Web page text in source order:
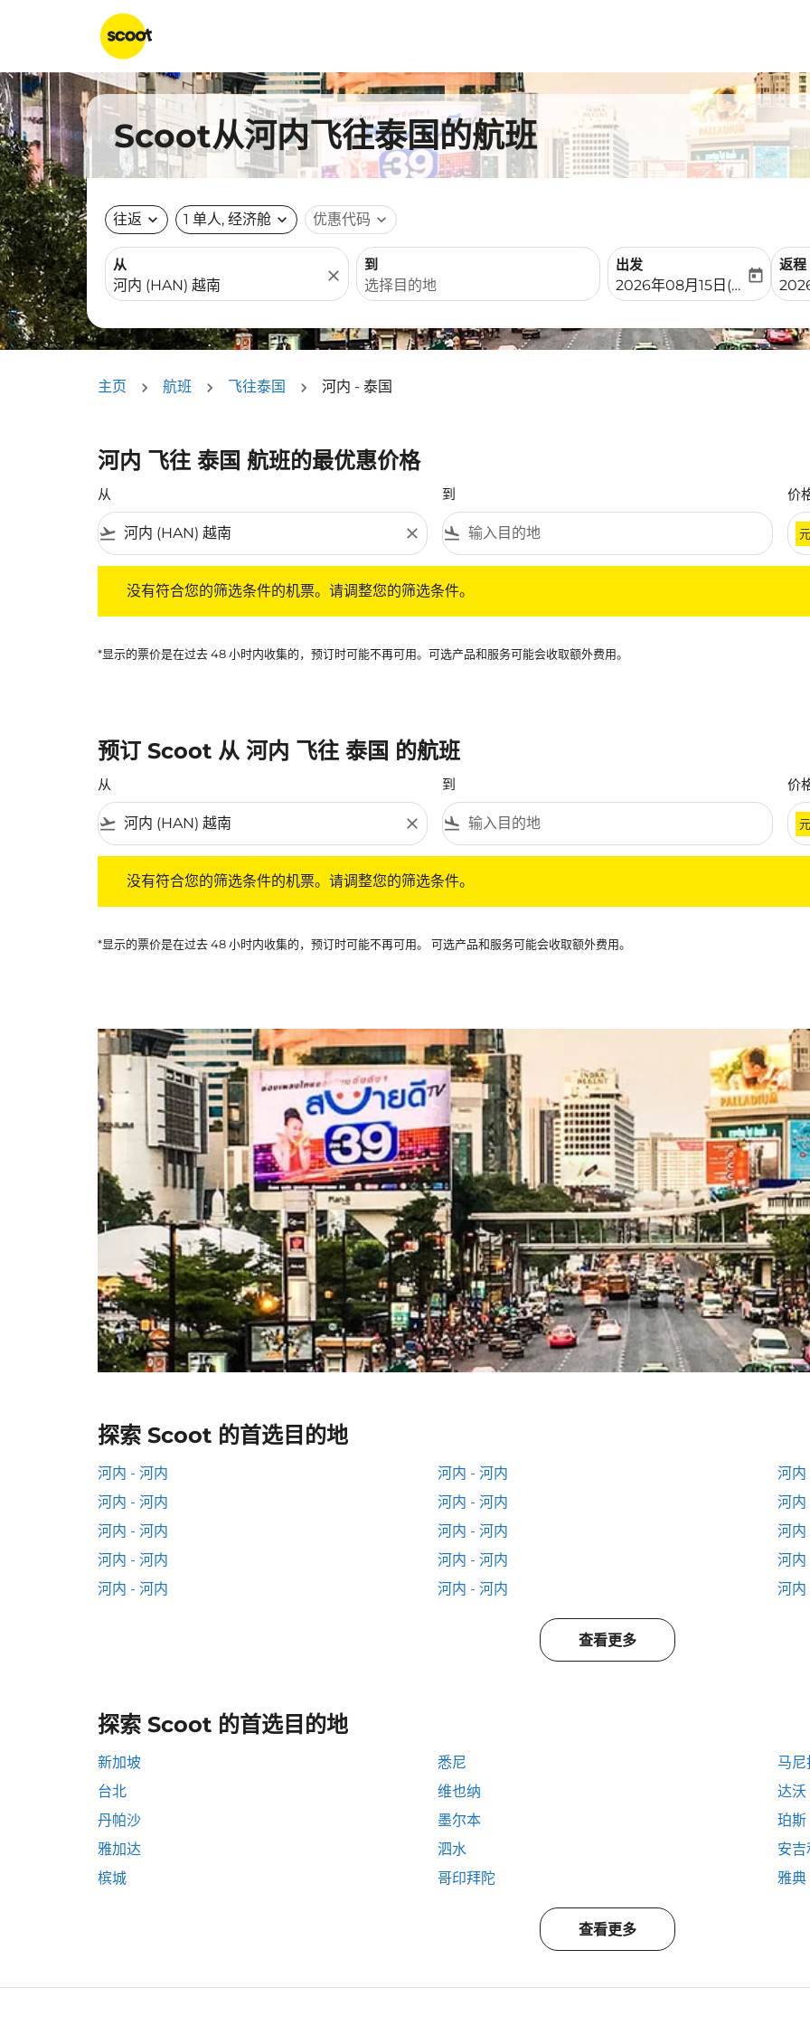
Scoot从河内飞往泰国的航班
往返 expand_more 1 单人, 经济舱 expand_more 优惠代码 expand_more
从
close
到
出发
fc-booking-departure-
2026年08月15日(周六)
today
返程
fc-
主页 航班 飞往泰国 河内 - 泰国
河内 飞往 泰国 航班的最优惠价格
从
flight_takeoff close
到
flight_land
价
元
没有符合您的筛选条件的机票。请调整您的筛选条件。
*显示的票价是在过去 48 小时内收集的，预订时可能不再可用。可选产品和服务可能会收取额外费用。
预订 Scoot 从 河内 飞往 泰国 的航班
从
flight_takeoff close
到
flight_land
价
元
没有符合您的筛选条件的机票。请调整您的筛选条件。
*显示的票价是在过去 48 小时内收集的，预订时可能不再可用。 可选产品和服务可能会收取额外费用。
探索 Scoot 的首选目的地
河内 - 河内 河内 - 河内
河内
河内 - 河内
河内 - 河内
河内
河内 - 河内
河内 - 河内
河内
河内 - 河内
河内 - 河内
河内
河内 - 河内
河内 - 河内 河内
查看更多
探索 Scoot 的首选目的地
新加坡 悉尼
马尼
台北
维也纳
达沃
丹帕沙
墨尔本
珀斯
雅加达
泗水
安
槟城
哥印拜陀 雅典
查看更多